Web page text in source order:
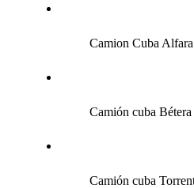
Camion Cuba
Camión cuba Bétera
Camión cuba